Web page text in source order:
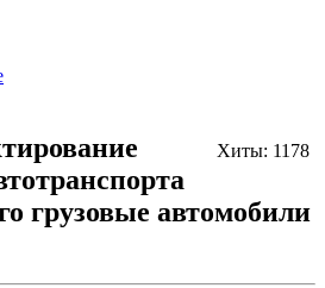
Хиты: 1178
грузовые автомобили